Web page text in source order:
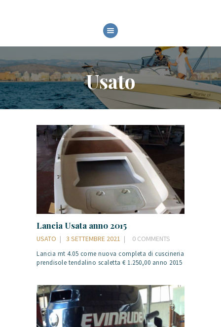
Usato
HOME
CHI SIAMO
MODELLI
SERVIZI
FIERE ED EVENTI
Lancia Usata anno 2015
USATO 3 SETTEMBRE 2021 0 COMMENTS
Lancia mt 4.05 come nuova completa di cuscineria
prendisole tendalino scaletta € 1.250,00 anno 2015